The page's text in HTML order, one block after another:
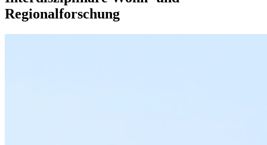
Regionalforschung